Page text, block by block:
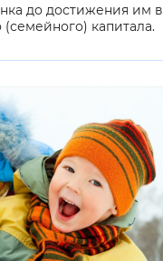
до достижения им
капитала.